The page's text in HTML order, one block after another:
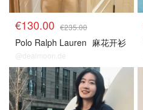
€130.00 €235.00
Polo Ralph Lauren 麻花开衫
@dealmoon.de